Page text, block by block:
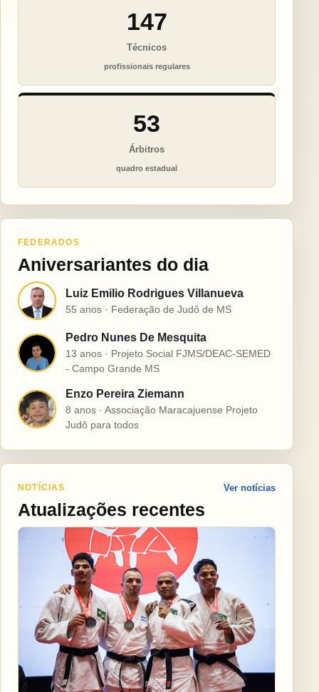
147
Técnicos
profissionais regulares
53
Árbitros
quadro estadual
FEDERADOS
Aniversariantes do dia
L Luiz Emilio Rodrigues Villanueva
55 anos · Federação de Judô de MS
P
Pedro Nunes De Mesquita
13 anos · Projeto Social FJMS/DEAC-SEMED
- Campo Grande MS
E
Enzo Pereira Ziemann
8 anos · Associação Maracajuense Projeto
Judô para todos
NOTÍCIAS
Atualizações recentes
Ver notícias